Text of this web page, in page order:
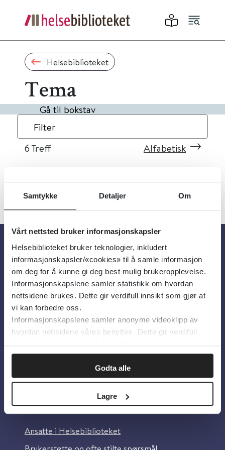
Samtykke Detaljer Om
Vårt nettsted bruker informasjonskapsler
Helsebiblioteket bruker teknologier, inkludert
informasjonskapsler/«cookies» til å samle informasjon
om deg for å kunne gi deg best mulig brukeropplevelse.
Informasjonskapslene samler statistikk om hvordan
nettsidene brukes. Dette gir verdifull innsikt som gjør at
vi kan forbedre oss.
Informasjonskapslene samler anonyme videoklipp av
hvordan nettsidene våres benyttes. Dette gir verdifull
innsikt som gjør at vi kan forbedre oss.
Godta alle
Lagre
Helsebiblioteket
Tema
Gå til bokstav
Filter
6 Treff Alfabetisk
Om oss
Om Helsebiblioteket
Personvern og informasjonskapsler
Tilgjengelighetserklæring
Information in English
Ansatte i Helsebiblioteket